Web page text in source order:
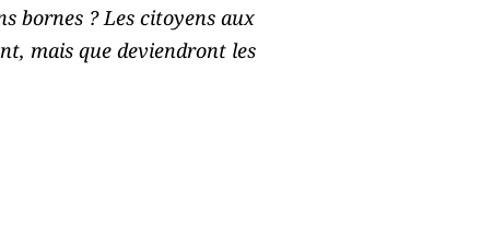
bornes ? Les citoyens aux
mais que deviendront les